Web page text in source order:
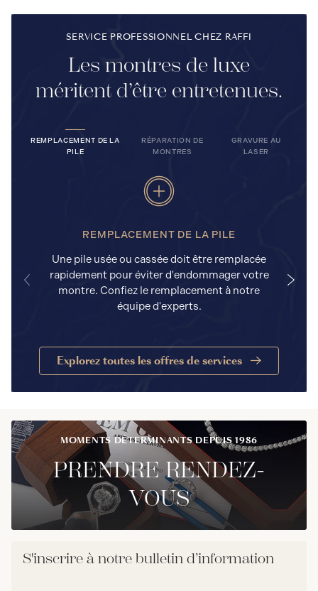
SERVICE PROFESSIONNEL CHEZ RAFFI
Les montres de luxe
méritent d’être entretenues.
REMPLACEMENT DE LA
PILE
RÉPARATION DE
MONTRES
GRAVURE AU
LASER
REMPLACEMENT DE LA PILE
Une pile usée ou cassée doit être remplacée
rapidement pour éviter d'endommager votre
montre. Confiez le remplacement à notre
équipe d'experts.
Explorez toutes les offres de services
MOMENTS DÉTERMINANTS DEPUIS 1986
PRENDRE RENDEZ-
VOUS
S'inscrire à notre bulletin d’information